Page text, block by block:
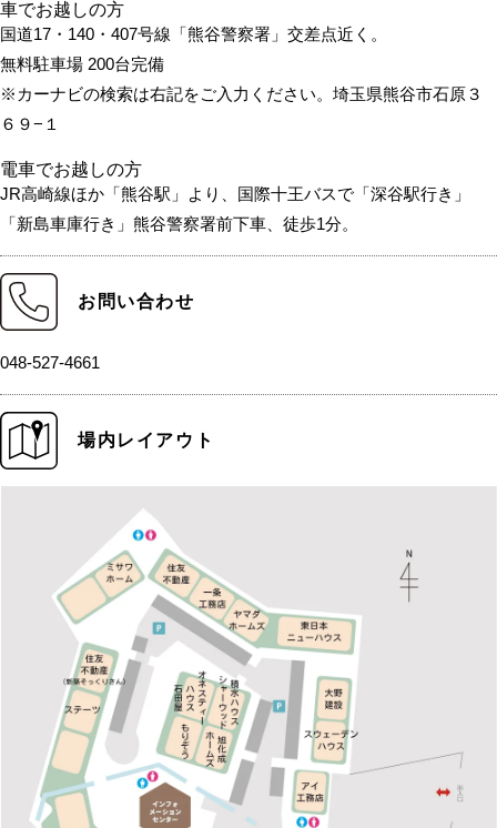
車でお越しの方
国道17・140・407号線「熊谷警察署」交差点近く。
無料駐車場 200台完備
※カーナビの検索は右記をご入力ください。埼玉県熊谷市石原３
６９−１
電車でお越しの方
JR高崎線ほか「熊谷駅」より、国際十王バスで「深谷駅行き」
「新島車庫行き」熊谷警察署前下車、徒歩1分。
お問い合わせ
048-527-4661
場内レイアウト